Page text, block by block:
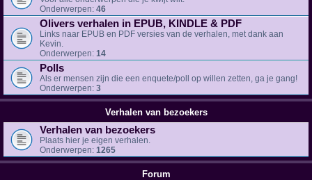
Onderwerpen: 46
Olivers verhalen in EPUB, KINDLE & PDF
Links naar EPUB en PDF versies van de verhalen, met dank aan
Kevin.
Onderwerpen: 14
Polls
Als er mensen zijn die een enquete/poll op willen zetten, ga je gang!
Onderwerpen: 3
Verhalen van bezoekers
Verhalen van bezoekers
Plaats hier je eigen verhalen.
Onderwerpen: 1265
Forum